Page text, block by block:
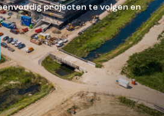
projecten te volgen en